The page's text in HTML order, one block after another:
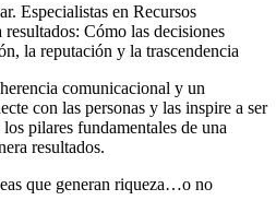
Especialistas en Recursos
Cómo las decisiones
la reputación y la trascendencia
comunicacional y un
con las personas y las inspire a ser
pilares fundamentales de una
resultados.
que generan riqueza…o no